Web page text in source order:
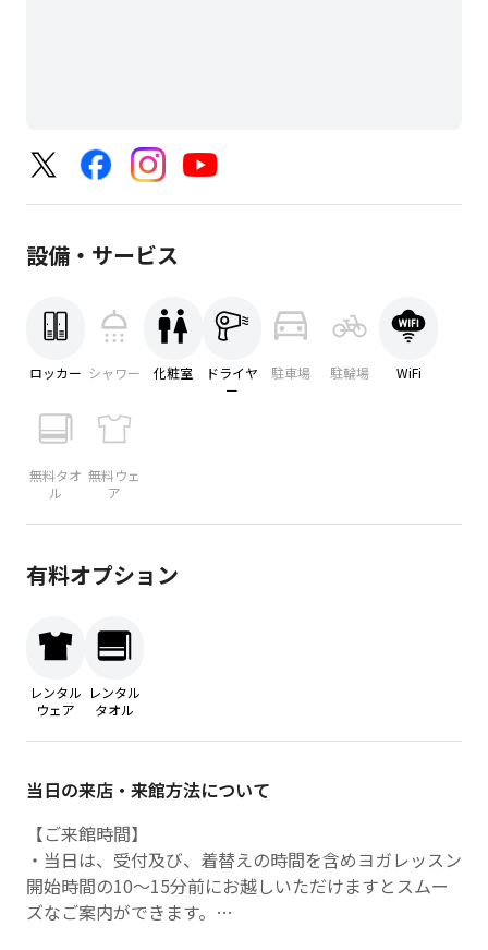
設備・サービス
ロッカー シャワー 化粧室
ドライヤ
ー
駐車場 駐輪場 WiFi
無料タオ
ル
無料ウェ
ア
有料オプション
レンタル
ウェア
レンタル
タオル
当日の来店・来館方法について
【ご来館時間】
・当日は、受付及び、着替えの時間を含めヨガレッスン
開始時間の10～15分前にお越しいただけますとスムー
ズなご案内ができます。